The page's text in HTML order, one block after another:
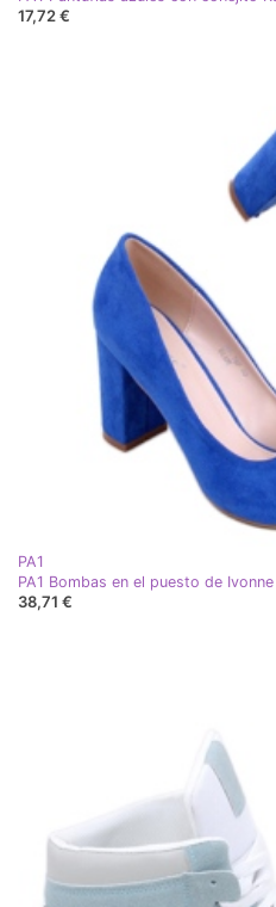
17,72 €
PA1
PA1 Bombas en el puesto de Ivonne
38,71 €